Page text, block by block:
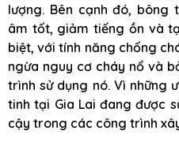
lượng. Bên cạnh đó, bông
âm tốt, giảm tiếng ồn và
biệt, với tính năng chống
ngừa nguy cơ cháy nổ và
trình sử dụng nó. Vì những
tinh tại Gia Lai đang được
cậy trong các công trình